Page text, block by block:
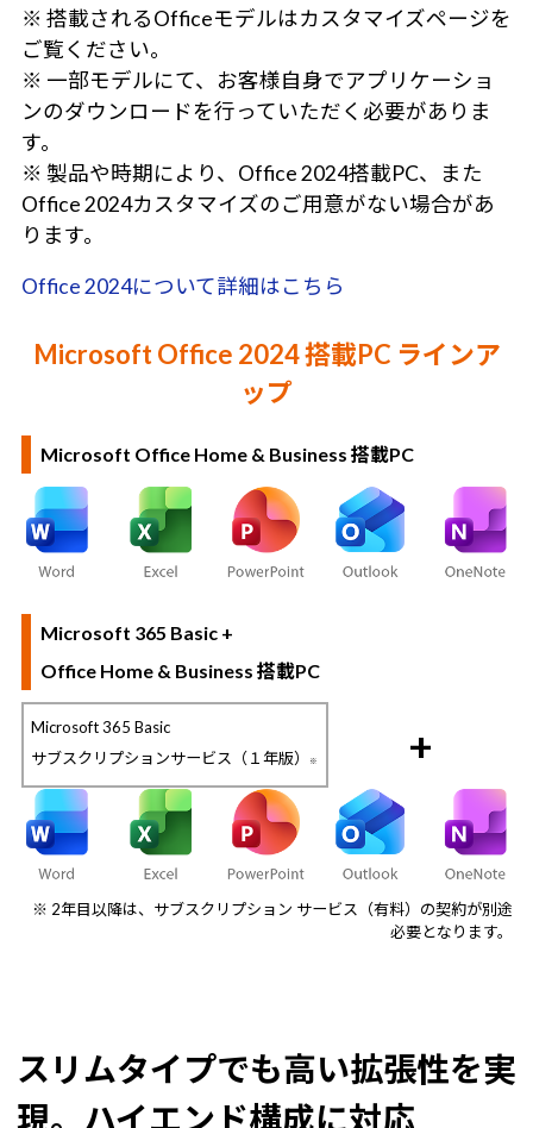
※ 搭載されるOfficeモデルはカスタマイズページを
ご覧ください。
※ 一部モデルにて、お客様自身でアプリケーショ
ンのダウンロードを行っていただく必要がありま
す。
※ 製品や時期により、Office 2024搭載PC、また
Office 2024カスタマイズのご用意がない場合があ
ります。
Office 2024について詳細はこちら
Microsoft Office 2024 搭載PC ラインア
ップ
Microsoft Office Home & Business 搭載PC
Microsoft 365 Basic +
Office Home & Business 搭載PC
Microsoft 365 Basic
サブスクリプションサービス（１年版）
※ +
※ 2年目以降は、サブスクリプション サービス（有料）の契約が別途
必要となります。
スリムタイプでも高い拡張性を実
現。ハイエンド構成に対応